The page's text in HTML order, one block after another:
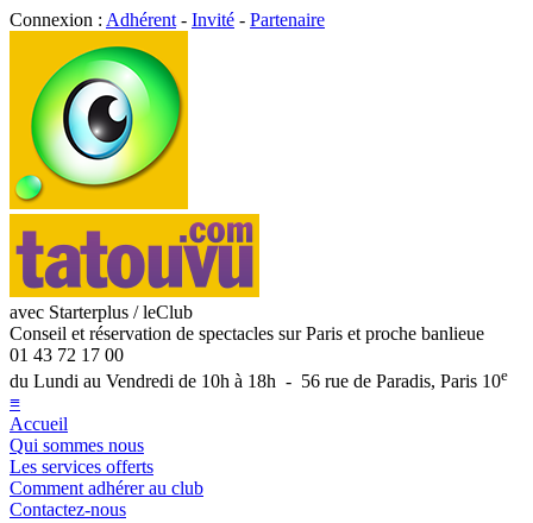
Connexion : Adhérent - Invité - Partenaire
avec Starterplus / leClub
Conseil et réservation de spectacles sur Paris et proche banlieue
01 43 72 17 00
du Lundi au Vendredi de 10h à 18h - 56 rue de Paradis, Paris 10e
≡
Accueil
Qui sommes nous
Les services offerts
Comment adhérer au club
Contactez-nous